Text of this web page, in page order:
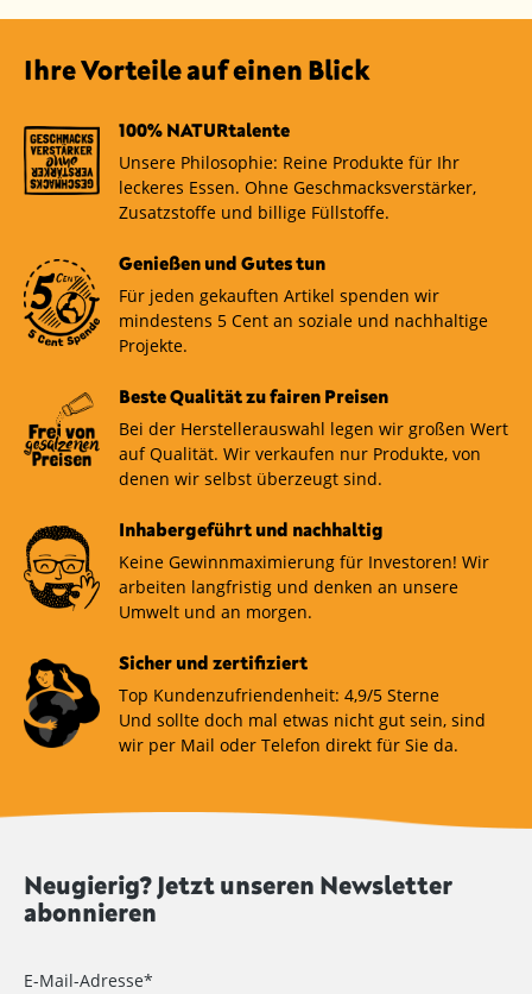
Ihre Vorteile auf einen Blick
100% NATURtalente
Unsere Philosophie: Reine Produkte für Ihr
leckeres Essen. Ohne Geschmacksverstärker,
Zusatzstoffe und billige Füllstoffe.
Genießen und Gutes tun
Für jeden gekauften Artikel spenden wir
mindestens 5 Cent an soziale und nachhaltige
Projekte.
Beste Qualität zu fairen Preisen
Bei der Herstellerauswahl legen wir großen Wert
auf Qualität. Wir verkaufen nur Produkte, von
denen wir selbst überzeugt sind.
Inhabergeführt und nachhaltig
Keine Gewinnmaximierung für Investoren! Wir
arbeiten langfristig und denken an unsere
Umwelt und an morgen.
Sicher und zertifiziert
Top Kundenzufriendenheit: 4,9/5 Sterne
Und sollte doch mal etwas nicht gut sein, sind
wir per Mail oder Telefon direkt für Sie da.
Neugierig? Jetzt unseren Newsletter
abonnieren
E-Mail-Adresse*